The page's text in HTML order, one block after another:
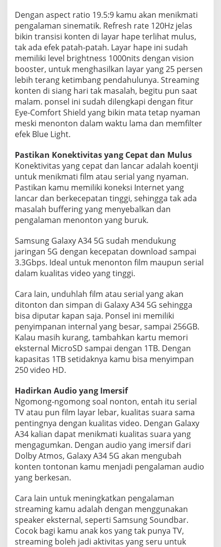
Dengan aspect ratio 19.5:9 kamu akan menikmati
pengalaman sinematik. Refresh rate 120Hz jelas
bikin transisi konten di layar hape terlihat mulus,
tak ada efek patah-patah. Layar hape ini sudah
memiliki level brightness 1000nits dengan vision
booster, untuk menghasilkan layar yang 25 persen
lebih terang ketimbang pendahulunya. Streaming
konten di siang hari tak masalah, begitu pun saat
malam. ponsel ini sudah dilengkapi dengan fitur
Eye-Comfort Shield yang bikin mata tetap nyaman
meski menonton dalam waktu lama dan memfilter
efek Blue Light.
Pastikan Konektivitas yang Cepat dan Mulus
Konektivitas yang cepat dan lancar adalah koentji
untuk menikmati film atau serial yang nyaman.
Pastikan kamu memiliki koneksi Internet yang
lancar dan berkecepatan tinggi, sehingga tak ada
masalah buffering yang menyebalkan dan
pengalaman menonton yang buruk.
Samsung Galaxy A34 5G sudah mendukung
jaringan 5G dengan kecepatan download sampai
3.3Gbps. Ideal untuk menonton film maupun serial
dalam kualitas video yang tinggi.
Cara lain, unduhlah film atau serial yang akan
ditonton dan simpan di Galaxy A34 5G sehingga
bisa diputar kapan saja. Ponsel ini memiliki
penyimpanan internal yang besar, sampai 256GB.
Kalau masih kurang, tambahkan kartu memori
eksternal MicroSD sampai dengan 1TB. Dengan
kapasitas 1TB setidaknya kamu bisa menyimpan
250 video HD.
Hadirkan Audio yang Imersif
Ngomong-ngomong soal nonton, entah itu serial
TV atau pun film layar lebar, kualitas suara sama
pentingnya dengan kualitas video. Dengan Galaxy
A34 kalian dapat menikmati kualitas suara yang
mengagumkan. Dengan audio yang imersif dari
Dolby Atmos, Galaxy A34 5G akan mengubah
konten tontonan kamu menjadi pengalaman audio
yang berkesan.
Cara lain untuk meningkatkan pengalaman
streaming kamu adalah dengan menggunakan
speaker eksternal, seperti Samsung Soundbar.
Cocok bagi kamu anak kos yang tak punya TV,
streaming boleh jadi aktivitas yang seru untuk